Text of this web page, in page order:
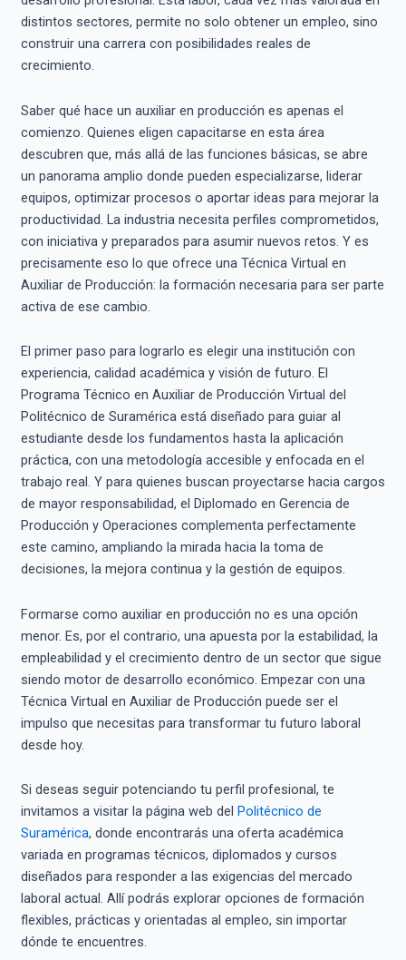
distintos sectores, permite no solo obtener un empleo, sino
construir una carrera con posibilidades reales de
crecimiento.
Saber qué hace un auxiliar en producción es apenas el
comienzo. Quienes eligen capacitarse en esta área
descubren que, más allá de las funciones básicas, se abre
un panorama amplio donde pueden especializarse, liderar
equipos, optimizar procesos o aportar ideas para mejorar la
productividad. La industria necesita perfiles comprometidos,
con iniciativa y preparados para asumir nuevos retos. Y es
precisamente eso lo que ofrece una Técnica Virtual en
Auxiliar de Producción: la formación necesaria para ser parte
activa de ese cambio.
El primer paso para lograrlo es elegir una institución con
experiencia, calidad académica y visión de futuro. El
Programa Técnico en Auxiliar de Producción Virtual del
Politécnico de Suramérica está diseñado para guiar al
estudiante desde los fundamentos hasta la aplicación
práctica, con una metodología accesible y enfocada en el
trabajo real. Y para quienes buscan proyectarse hacia cargos
de mayor responsabilidad, el Diplomado en Gerencia de
Producción y Operaciones complementa perfectamente
este camino, ampliando la mirada hacia la toma de
decisiones, la mejora continua y la gestión de equipos.
Formarse como auxiliar en producción no es una opción
menor. Es, por el contrario, una apuesta por la estabilidad, la
empleabilidad y el crecimiento dentro de un sector que sigue
siendo motor de desarrollo económico. Empezar con una
Técnica Virtual en Auxiliar de Producción puede ser el
impulso que necesitas para transformar tu futuro laboral
desde hoy.
Si deseas seguir potenciando tu perfil profesional, te
invitamos a visitar la página web del Politécnico de
Suramérica, donde encontrarás una oferta académica
variada en programas técnicos, diplomados y cursos
diseñados para responder a las exigencias del mercado
laboral actual. Allí podrás explorar opciones de formación
flexibles, prácticas y orientadas al empleo, sin importar
dónde te encuentres.